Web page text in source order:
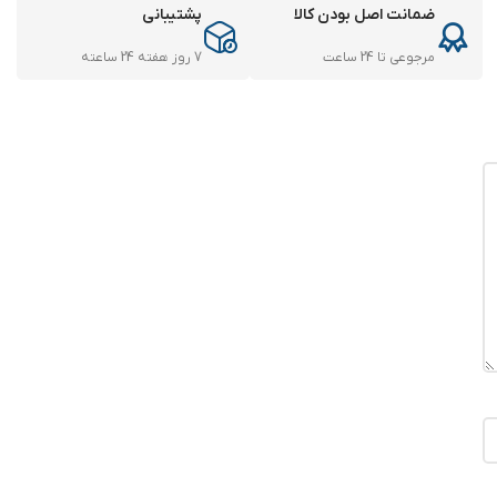
ضمانت اصل بودن کالا
مرجوعی تا 24 ساعت
پشتیبانی
7 روز هفته 24 ساعته